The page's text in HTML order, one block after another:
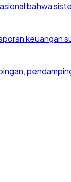
bahwa
keuangan